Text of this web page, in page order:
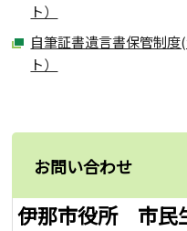
ト）
自筆証書遺言書保管制
ト）
お問い合わせ
伊那市役所 市